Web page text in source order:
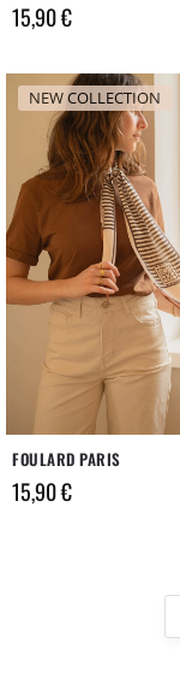
15,90€
NEW COLLECTION
FOULARD PARIS
15,90€